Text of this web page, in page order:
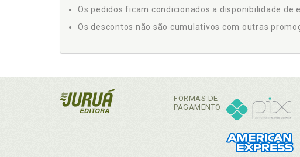
Os pedidos ficam condicionados a disponibilidade de
Os descontos não são cumulativos com outras
FORMAS DE
PAGAMENTO